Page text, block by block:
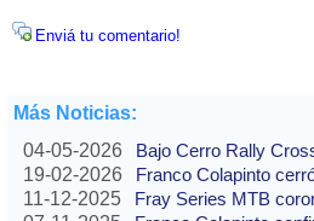
Enviá tu comentario!
Más Noticias:
04-05-2026
Bajo Cerro Rally
19-02-2026
Franco Colapinto
11-12-2025
Fray Series MTB